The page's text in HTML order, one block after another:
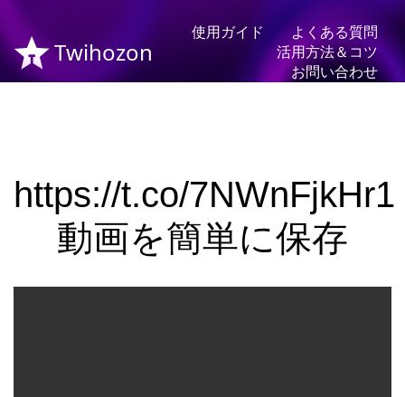
Twihozon
使用ガイド
よくある質問
活用方法＆コツ
お問い合わせ
https://t.co/7NWnFjkHr1
動画を簡単に保存